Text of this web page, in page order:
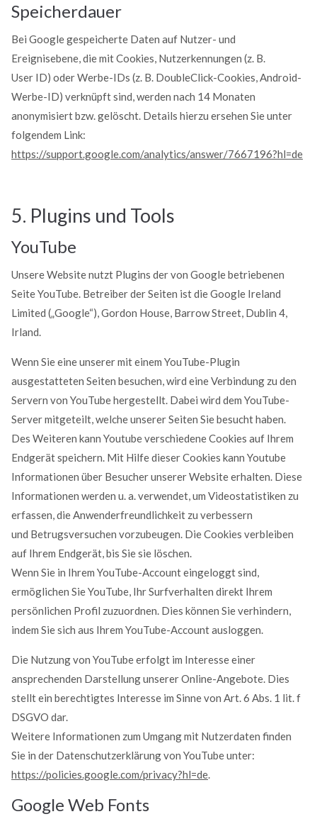
Speicherdauer
Bei Google gespeicherte Daten auf Nutzer- und
Ereignisebene, die mit Cookies, Nutzerkennungen (z. B.
User ID) oder Werbe-IDs (z. B. DoubleClick-Cookies, Android-
Werbe-ID) verknüpft sind, werden nach 14 Monaten
anonymisiert bzw. gelöscht. Details hierzu ersehen Sie unter
folgendem Link:
https://support.google.com/analytics/answer/7667196?hl=de
5. Plugins und Tools
YouTube
Unsere Website nutzt Plugins der von Google betriebenen
Seite YouTube. Betreiber der Seiten ist die Google Ireland
Limited („Google“), Gordon House, Barrow Street, Dublin 4,
Irland.
Wenn Sie eine unserer mit einem YouTube-Plugin
ausgestatteten Seiten besuchen, wird eine Verbindung zu den
Servern von YouTube hergestellt. Dabei wird dem YouTube-
Server mitgeteilt, welche unserer Seiten Sie besucht haben.
Des Weiteren kann Youtube verschiedene Cookies auf Ihrem
Endgerät speichern. Mit Hilfe dieser Cookies kann Youtube
Informationen über Besucher unserer Website erhalten. Diese
Informationen werden u. a. verwendet, um Videostatistiken zu
erfassen, die Anwenderfreundlichkeit zu verbessern
und Betrugsversuchen vorzubeugen. Die Cookies verbleiben
auf Ihrem Endgerät, bis Sie sie löschen.
Wenn Sie in Ihrem YouTube-Account eingeloggt sind,
ermöglichen Sie YouTube, Ihr Surfverhalten direkt Ihrem
persönlichen Profil zuzuordnen. Dies können Sie verhindern,
indem Sie sich aus Ihrem YouTube-Account ausloggen.
Die Nutzung von YouTube erfolgt im Interesse einer
ansprechenden Darstellung unserer Online-Angebote. Dies
stellt ein berechtigtes Interesse im Sinne von Art. 6 Abs. 1 lit. f
DSGVO dar.
Weitere Informationen zum Umgang mit Nutzerdaten finden
Sie in der Datenschutzerklärung von YouTube unter:
https://policies.google.com/privacy?hl=de.
Google Web Fonts